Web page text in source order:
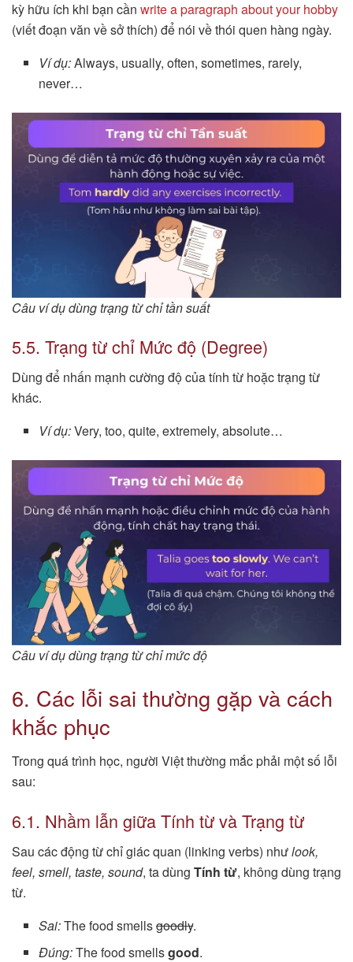
kỳ hữu ích khi bạn cần write a paragraph about your hobby
(viết đoạn văn về sở thích) để nói về thói quen hàng ngày.
Ví dụ:Always, usually, often, sometimes, rarely,
never…
Câu ví dụ dùng trạng từ chỉ tần suất
5.5. Trạng từ chỉ Mức độ (Degree)
Dùng để nhấn mạnh cường độ của tính từ hoặc trạng từ
khác.
Ví dụ:Very, too, quite, extremely, absolute…
Câu ví dụ dùng trạng từ chỉ mức độ
6. Các lỗi sai thường gặp và cách
khắc phục
Trong quá trình học, người Việt thường mắc phải một số lỗi
sau:
6.1. Nhầm lẫn giữa Tính từ và Trạng từ
Sau các động từ chỉ giác quan (linking verbs) nhưlook,
feel, smell, taste, sound, ta dùng Tính từ, không dùng trạng
từ.
Sai:The food smellsgoodly.
Đúng:The food smellsgood.